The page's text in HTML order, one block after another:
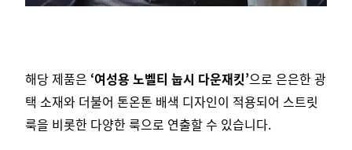
해당 제품은 ‘여성용 노벨티 눕시 다운재킷’으로 은은한 광
택 소재와 더불어 톤온톤 배색 디자인이 적용되어 스트릿
룩을 비롯한 다양한 룩으로 연출할 수 있습니다.